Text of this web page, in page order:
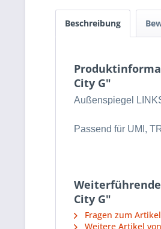
Beschreibung
City G"
Außenspiegel
Passend für UMI,
Weiterführende
City G"
Fragen zum
Weitere Artikel